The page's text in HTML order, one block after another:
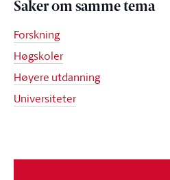
Saker om samme tema
Forskning
Høgskoler
Høyere utdanning
Universiteter